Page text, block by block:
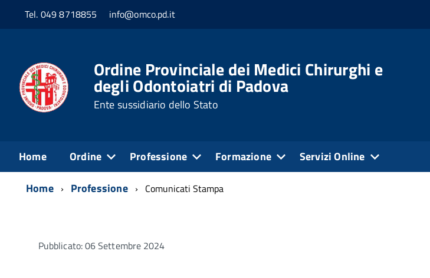
Tel. 049 8718855 info@omco.pd.it
Ordine Provinciale dei Medici Chirurghi e
degli Odontoiatri di Padova
Ente sussidiario dello Stato
Home Ordine Professione Formazione Servizi Online
Home Professione Comunicati Stampa
Pubblicato: 06 Settembre 2024